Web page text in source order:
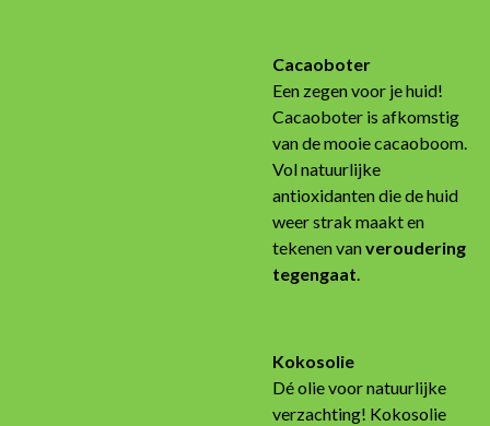
Cacaoboter
Een zegen voor je huid!
Cacaoboter is afkomstig
van de mooie cacaoboom.
Vol natuurlijke
antioxidanten die de huid
weer strak maakt en
tekenen vanveroudering
tegengaat.
Kokosolie
Dé olie voor natuurlijke
verzachting! Kokosolie